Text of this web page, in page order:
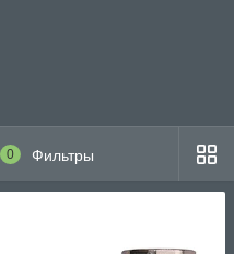
0 Фильтры